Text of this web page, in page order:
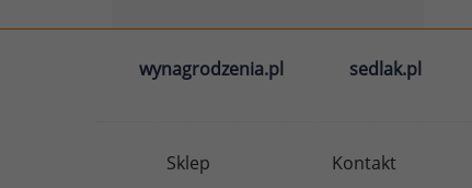
wynagrodzenia.pl sedlak.pl
Sklep Kontakt